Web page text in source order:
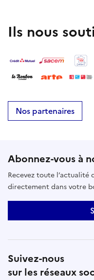
Ils nous
Nos partenaires
Abonnez-vous à
Recevez toute l’actualité
directement dans votre
Suivez-nous
sur les réseaux